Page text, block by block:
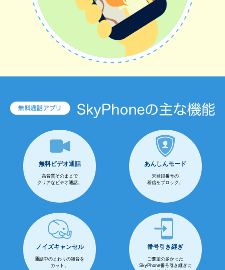
無料ビデオ通話
高音質そのままで
クリアなビデオ通話。
あんしんモード
未登録番号の
着信をブロック。
ノイズキャンセル
通話中のまわりの雑音を
カット。
番号引き継ぎ
ご要望の多かった
SkyPhone番号引き継ぎに